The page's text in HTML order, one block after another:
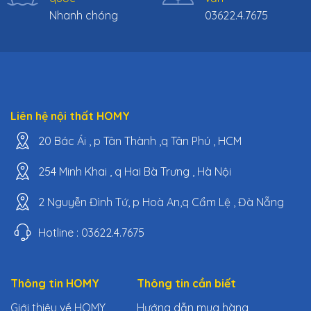
Nhanh chóng
03622.4.7675
Liên hệ nội thất HOMY
20 Bác Ái , p Tân Thành ,q Tân Phú , HCM
254 Minh Khai , q Hai Bà Trưng , Hà Nội
2 Nguyễn Đình Tứ, p Hoà An,q Cẩm Lệ , Đà Nẵng
Hotline : 03622.4.7675
Thông tin HOMY
Giới thiệu về HOMY
Thông tin cần biết
Hướng dẫn mua hàng